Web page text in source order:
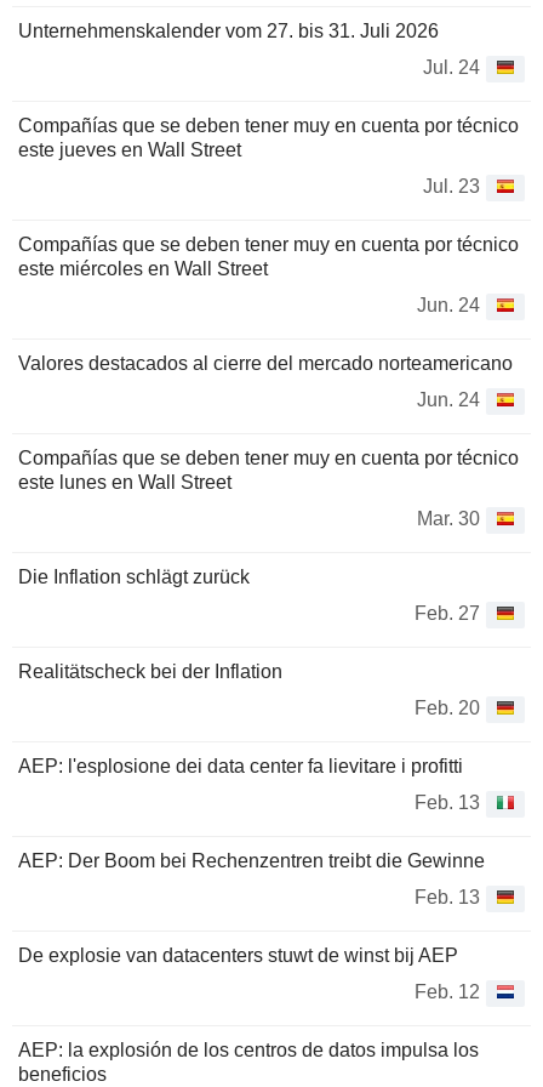
Unternehmenskalender vom 27. bis 31. Juli 2026
Jul. 24
Compañías que se deben tener muy en cuenta por técnico
este jueves en Wall Street
Jul. 23
Compañías que se deben tener muy en cuenta por técnico
este miércoles en Wall Street
Jun. 24
Valores destacados al cierre del mercado norteamericano
Jun. 24
Compañías que se deben tener muy en cuenta por técnico
este lunes en Wall Street
Mar. 30
Die Inflation schlägt zurück
Feb. 27
Realitätscheck bei der Inflation
Feb. 20
AEP: l'esplosione dei data center fa lievitare i profitti
Feb. 13
AEP: Der Boom bei Rechenzentren treibt die Gewinne
Feb. 13
De explosie van datacenters stuwt de winst bij AEP
Feb. 12
AEP: la explosión de los centros de datos impulsa los
beneficios